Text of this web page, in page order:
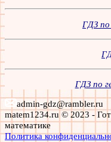
ГДЗ по
ГДЗ по
admin-gdz@rambler.ru
matem1234.ru © 2023 -
математике
Политика